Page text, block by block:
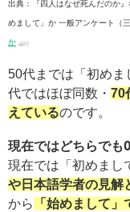
出典：『四人はなぜ死んだのか
めまして」か 一般アンケート（
か
50代までは「初めま
代ではほぼ同数・ 70
えているのです。
現在ではどちらでも
現在では「初めまし
や日本語学者の見解
から
「始めまして